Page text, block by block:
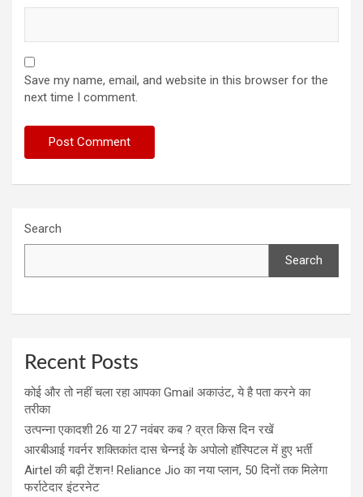
Save my name, email, and website in this browser for the
next time I comment.
Search
Search
Recent Posts
कोई और तो नहीं चला रहा आपका Gmail अकाउंट, ये है पता करने का
तरीका
उत्पन्ना एकादशी 26 या 27 नवंबर कब ? व्रत किस दिन रखें
आरबीआई गवर्नर शक्तिकांत दास चेन्नई के अपोलो हॉस्पिटल में हुए भर्ती
Airtel की बढ़ी टेंशन! Reliance Jio का नया प्लान, 50 दिनों तक मिलेगा
फर्राटेदार इंटरनेट